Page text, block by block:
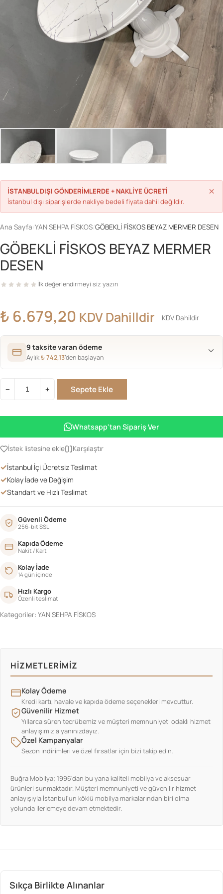
Parolanızı mı unuttunuz?
Hesap Oluştur
İSTANBUL DIŞI GÖNDERİMLERDE + NAKLİYE ÜCRETİ
İstanbul dışı siparişlerde nakliye bedeli fiyata dahil değildir.
×
Ana Sayfa YAN SEHPA FİSKOS GÖBEKLİ FİSKOS BEYAZ MERMER DESEN
GÖBEKLİ FİSKOS BEYAZ MERMER
DESEN
İlk değerlendirmeyi siz yazın
₺ 6.679,20 KDV Dahilldir KDV Dahildir
9 taksite varan ödeme
Aylık₺742,13’den başlayan
−
GÖBEKLİ
BEYAZ
DESEN
+ Sepete Ekle
Whatsapp'tan Sipariş Ver
İstek listesine ekle Karşılaştır
✓İstanbul İçi Ücretsiz Teslimat
✓Kolay İade ve Değişim
✓Standart ve Hızlı Teslimat
Güvenli Ödeme
256-bit SSL
Kapıda Ödeme
Nakit / Kart
Kolay İade
14 gün içinde
Hızlı Kargo
Özenli teslimat
Kategoriler: YAN SEHPA FİSKOS
HIZMETLERIMIZ
Kolay Ödeme
Kredi kartı, havale ve kapıda ödeme seçenekleri mevcuttur.
Güvenilir Hizmet
Yıllarca süren tecrübemiz ve müşteri memnuniyeti odaklı hizmet
anlayışımızla yanınızdayız.
Özel Kampanyalar
Sezon indirimleri ve özel fırsatlar için bizi takip edin.
Buğra Mobilya; 1996'dan bu yana kaliteli mobilya ve aksesuar
ürünleri sunmaktadır. Müşteri memnuniyeti ve güvenilir hizmet
anlayışıyla İstanbul'un köklü mobilya markalarından biri olma
yolunda ilerlemeye devam etmektedir.
Sıkça Birlikte Alınanlar